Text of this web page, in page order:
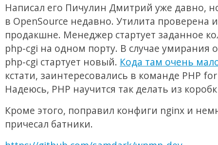
Написал его Пичулин Дмитрий уже давно,
в OpenSource недавно. Утилита проверена
продакшне. Менеджер стартует заданное
php-cgi на одном порту. В случае умирания
php-cgi стартует новый. Кода там очень
кстати, заинтересовались в команде PHP
Надеюсь, PHP научится так делать из
Кроме этого, поправил конфиги nginx и
причесал батники.